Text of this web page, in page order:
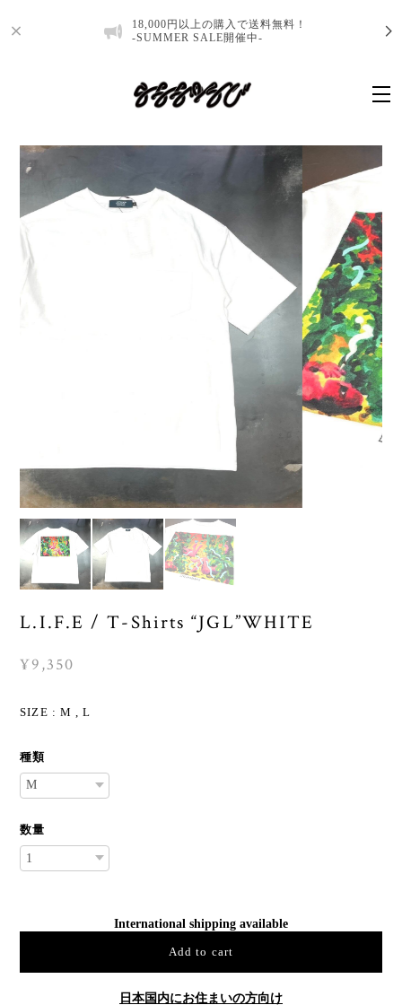
18,000円以上の購入で送料無料！
-SUMMER SALE開催中-
L.I.F.E / T-Shirts “JGL”WHITE
¥9,350
SIZE : M , L
種類
数量
International shipping available
Add to cart
日本国内にお住まいの方向け